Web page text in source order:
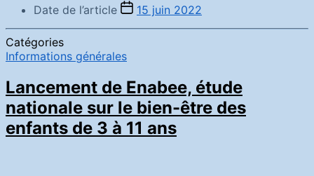
Date de l’article 15 juin 2022
Catégories
Informations générales
Lancement de Enabee, étude
nationale sur le bien-être des
enfants de 3 à 11 ans